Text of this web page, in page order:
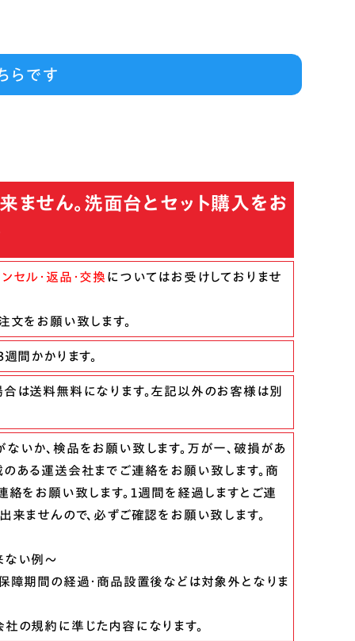
らです
せん。洗面台とセット購入をお
セル・返品・交換 についてはお受けしておりませ
文をお願い致します。
間かかります。
は送料無料になります。左記以外のお客様は別
いか、検品をお願い致します。万が一、破損があ
ある運送会社までご連絡をお願い致します。商
絡をお願い致します。１週間を経過しますとご連
来ませんので、必ずご確認をお願い致します。
ない例～
障期間の経過・商品設置後などは対象外となりま
の規約に準じた内容になります。